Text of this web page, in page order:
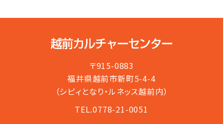
〒915-0883
福井県越前市新町5-4-4
（シピィとなり・ルネッス越前内）
TEL.0778-21-0051